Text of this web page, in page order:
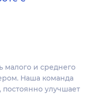
малого и среднего
Наша команда
улучшает